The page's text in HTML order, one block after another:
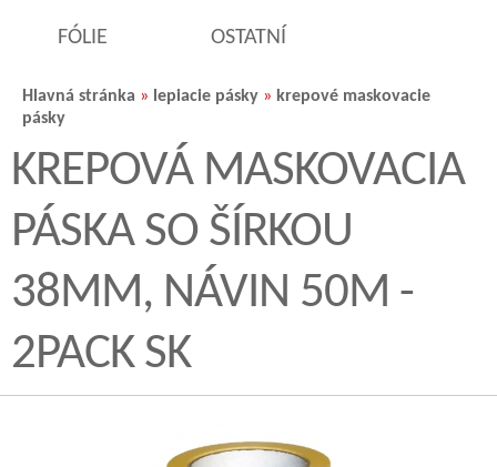
FÓLIE OSTATNÍ
Hlavná stránka » lepiacie pásky » krepové maskovacie
pásky
KREPOVÁ MASKOVACIA
PÁSKA SO ŠÍRKOU
38MM, NÁVIN 50M -
2PACK SK